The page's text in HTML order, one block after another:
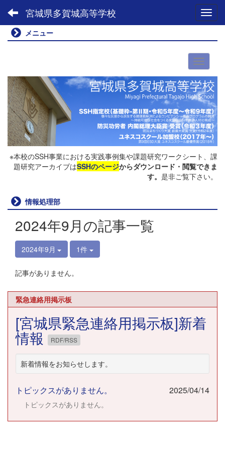
宮城県多賀城高等学校
メニュー
※本校のSSH事業における実践事例集や課題研究ワークシート、課
題研究アーカイブはSSHのページからダウンロード・閲覧できま
す。 是非ご覧下さい。
情報処理部
2024年9月の記事一覧
2024年9月 1件
記事がありません。
緊急連絡用掲示板
[宮城県緊急連絡用掲示板]新着
情報 RDF/RSS
新着情報をお知らせします。
トピックスがありません。 2025/04/14
トピックスがありません。